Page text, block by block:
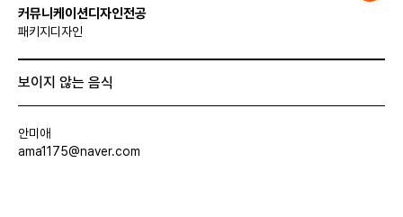
커뮤니케이션디자인전공
패키지디자인
보이지 않는 음식
안미애
ama1175@naver.com